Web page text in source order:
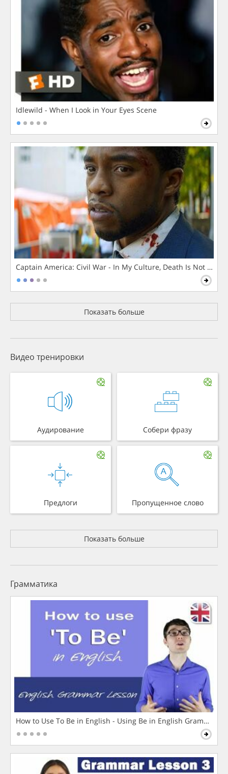
Idlewild - When I Look in Your Eyes Scene
Captain America: Civil War - In My Culture, Death Is Not The
Показать больше
Видео тренировки
Аудирование Собери фразу
Предлоги Пропущенное слово
Показать больше
Грамматика
How to Use To Be in English - Using Be in English Grammar